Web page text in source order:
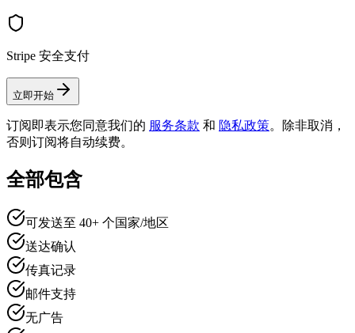
Stripe 安全支付
立即开始
订阅即表示您同意我们的 服务条款 和 隐私政策。除非取消，
否则订阅将自动续费。
全部包含
可发送至 40+ 个国家/地区
送达确认
传真记录
邮件支持
无广告